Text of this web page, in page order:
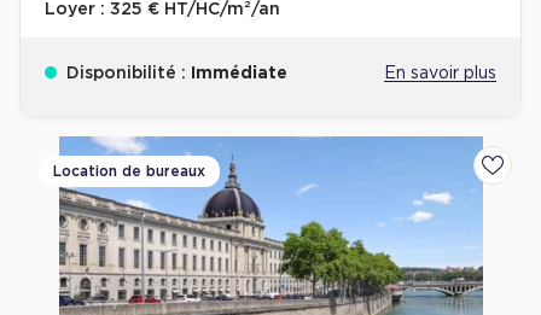
Loyer : 325 € HT/HC/m²/an
Disponibilité : Immédiate En savoir plus
Location de bureaux